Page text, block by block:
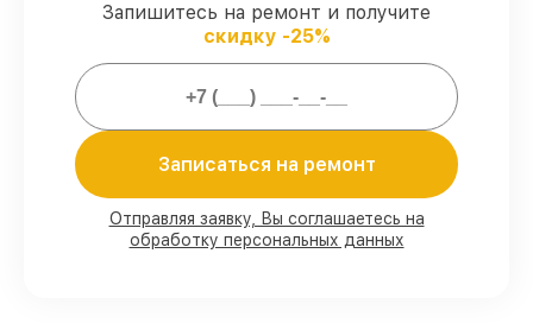
Гарантийное обслуживание–
обслуживаем фотоаппаратов всегда со
строгим соблюдением гарантийных
обязательств.
Мы гарантируем:
80%работ в присутствии заказчика
90%комплектующих для фотоаппаратов
Запишитесь на ремонт и получите
скидку -25%
Записаться на ремонт
Отправляя заявку, Вы соглашаетесь на
обработку персональных данных